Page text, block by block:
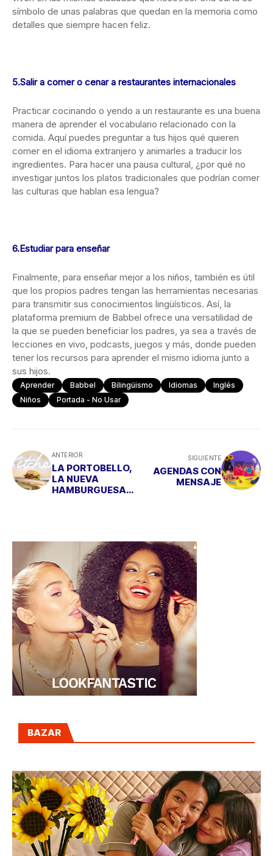
símbolo de unas palabras que quedan en la memoria como
detalles que siempre hacen feliz.
5.Salir a comer o cenar a restaurantes internacionales
Practicar cocinando o yendo a un restaurante es una buena
manera de aprender el vocabulario relacionado con la
comida. Aquí puedes preguntar a tus hijos qué quieren
comer en el idioma extranjero y animarles a traducir los
ingredientes. Para hacer una pausa cultural, ¿por qué no
investigar juntos los platos tradicionales que podrían comer
las culturas que hablan esa lengua?
6.Estudiar para enseñar
Finalmente, para enseñar mejor a los niños, también es útil
que los propios padres tengan las herramientas necesarias
para transmitir sus conocimientos lingüísticos. Así, la
plataforma premium de Babbel ofrece una versatilidad de
la que se pueden beneficiar los padres, ya sea a través de
lecciones en vivo, podcasts, juegos y más, donde pueden
tener los recursos para aprender el mismo idioma junto a
sus hijos.
Aprender Babbel Bilingüismo Idiomas
Inglés
Niños
Portada - No Usar
ANTERIOR
LA PORTOBELLO,
LA NUEVA
HAMBURGUESA
SIGUIENTE
AGENDAS CON
MENSAJE
BAZAR